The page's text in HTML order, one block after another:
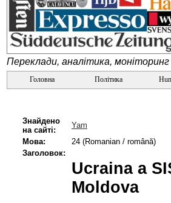
Переклади, аналітика, моніторинг
Головна Політика
Знайдено
на сайті:
Yam
Мова:
24 (Romanian / română)
Заголовок:
Ucraina a
Moldova